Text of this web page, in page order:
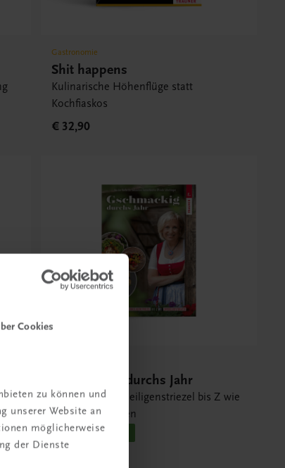
Cookies
zu können und
unserer Website an
möglicherweise
der Dienste
Gastronomie
Shit happens
Kulinarische Höhenflüge statt
Kochfiaskos
€ 32,90
Gschmackig durchs Jahr
Von A wie Allerheiligenstriezel bis Z wie
Zwiebelrostbraten
NEUERSCHEINUNG